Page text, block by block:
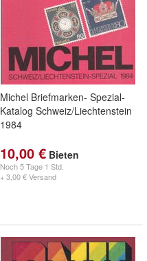
Michel Briefmarken- Spezial-
Katalog Schweiz/Liechtenstein
1984
10,00 € Bieten
Noch5 Tage 1 Std.
+ 3,00 € Versand